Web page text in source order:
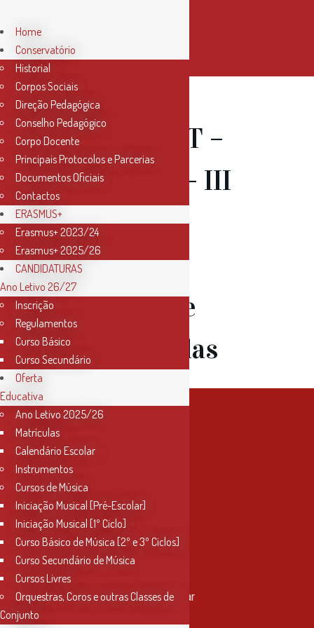
27 Jun
SPOT –
Concertos – III
Semana de
Sopros,
Percussão e
Outras Teclas
Contactos
Rua Miguel Bombarda, nº 4, 1º andar
2000-080 Santarém
Home
Conservatório
Historial
Corpos Sociais
Direção Pedagógica
Conselho Pedagógico
Corpo Docente
Principais Protocolos e Parcerias
Documentos Oficiais
Contactos
ERASMUS+
Erasmus+ 2023/24
Erasmus+ 2025/26
CANDIDATURAS
Ano Letivo 26/27
Inscrição
Regulamentos
Curso Básico
Curso Secundário
Oferta
Educativa
Ano Letivo 2025/26
Matrículas
Calendário Escolar
Instrumentos
Cursos de Música
Iniciação Musical [Pré-Escolar]
Iniciação Musical [1º Ciclo]
Curso Básico de Música [2º e 3º Ciclos]
Curso Secundário de Música
Cursos Livres
Orquestras, Coros e outras Classes de
Conjunto